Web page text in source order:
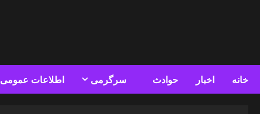
خانه اخبار حوادث سرگرمی اطلاعات عمومی